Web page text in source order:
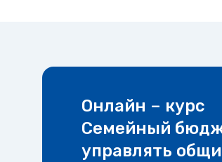
Онлайн – курс
Семейный
управлять